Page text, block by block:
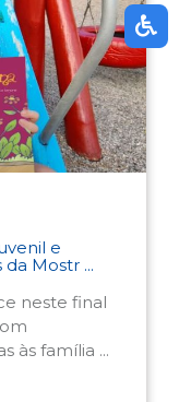
e
Mostr ...
neste final
às família ...